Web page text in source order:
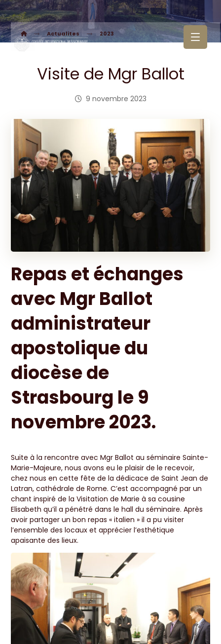
Actualites 2023
Visite de Mgr Ballot
9 novembre 2023
Repas et échanges
avec Mgr Ballot
administrateur
apostolique du
diocèse de
Strasbourg le 9
novembre 2023.
Suite à la rencontre avec Mgr Ballot au séminaire Sainte-
Marie-Majeure, nous avons eu le plaisir de le recevoir,
chez nous en cette fête de la dédicace de Saint Jean de
Latran, cathédrale de Rome. C’est accompagné par un
chant inspiré de la Visitation de Marie à sa cousine
Elisabeth qu’il a pénétré dans le hall du séminaire. Après
avoir partager un bon repas « italien » il a pu visiter
l’ensemble des locaux et apprécier l’esthétique
apaisante des lieux.